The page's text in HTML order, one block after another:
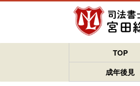
TOP
成年後見